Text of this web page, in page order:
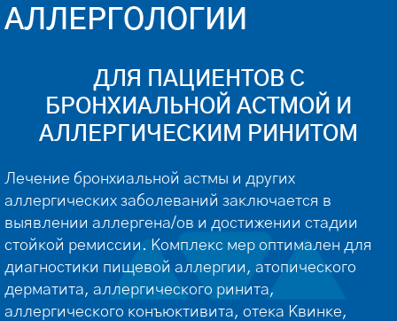
АЛЛЕРГОЛОГИИ
ДЛЯ ПАЦИЕНТОВ С
БРОНХИАЛЬНОЙ АСТМОЙ И
АЛЛЕРГИЧЕСКИМ РИНИТОМ
Лечение бронхиальной астмы и других
аллергических заболеваний заключается в
выявлении аллергена/ов и достижении стадии
стойкой ремиссии. Комплекс мер оптимален для
диагностики пищевой аллергии, атопического
дерматита, аллергического ринита,
аллергического конъюктивита, отека Квинке,